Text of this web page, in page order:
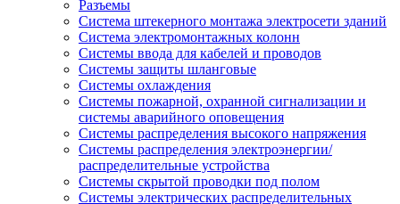
Разъемы
Система штекерного монтажа электросети зданий
Система электромонтажных колонн
Системы ввода для кабелей и проводов
Системы защиты шланговые
Системы охлаждения
Системы пожарной, охранной сигнализации и
системы аварийного оповещения
Системы распределения высокого напряжения
Системы распределения электроэнергии/
распределительные устройства
Системы скрытой проводки под полом
Системы электрических распределительных